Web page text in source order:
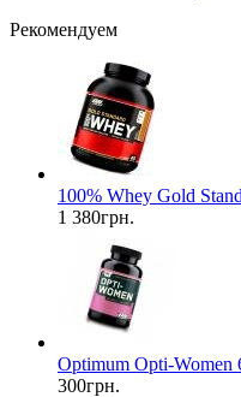
Рекомендуем
100% Whey Gold
1 380грн.
Optimum Opti-Women
300грн.